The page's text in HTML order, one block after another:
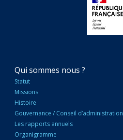
NAVIGATION
PRINCIPALE
Qui sommes nous ?
Statut
Missions
Histoire
Gouvernance / Conseil d’administration
Les rapports annuels
Organigramme